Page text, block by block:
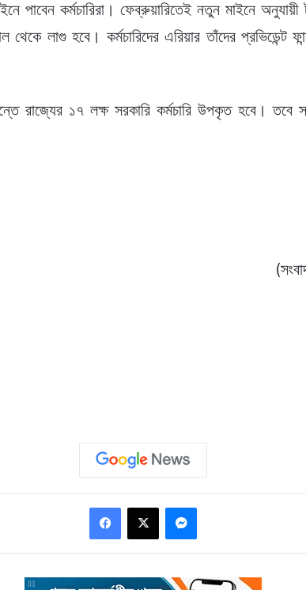
পাবেন কর্মচারিরা। ফেব্রুয়ারিতেই নতুন মাইনে
লাগু হবে। কর্মচারিদের এরিয়ার তাঁদের প্রভিডেন্ট
রাজ্যের ১৭ লক্ষ সরকারি কর্মচারি উপকৃত হবে।